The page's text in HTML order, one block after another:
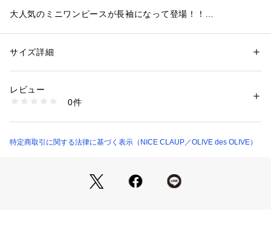
大人気のミニワンピースが長袖になって登場！！
ペプラムデザインがウエストを引き締め、女性らしいシルエッ
と間違いなし！
ガ―リーに着こなすなら下にショートパンツを穿いて、
秋冬はシーズンムードたっぷりなブーツ合わせが◎
着るだけで一気にオンナ度が上がるチュニックです。
性別：レディース
素材：【ベージュ・ブラック系その他・ブラック】表地/裏地：ポリエス
【ベージュ系その他】表地/裏地/別地：ポリエステル100％
0152090170 （ショップ）
サイズ詳細
レビュー
0件
特定商取引に関する法律に基づく表示（NICE CLAUP／OLIVE des OLIVE）